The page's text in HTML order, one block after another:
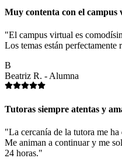
Muy contenta con el campus
"El campus virtual es
Los temas están
B
Beatriz R. - Alumna
Tutoras siempre atentas y
"La cercanía de la tutora me
Me animan a continuar y me
24 horas."